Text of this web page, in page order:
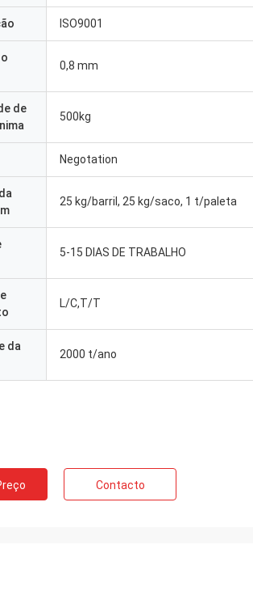
ISO9001
0,8 mm
de
500kg
Negotation
25 kg/barril, 25 kg/saco, 1 t/paleta
5-15 DIAS DE TRABALHO
L/C,T/T
da
2000 t/ano
Contacto